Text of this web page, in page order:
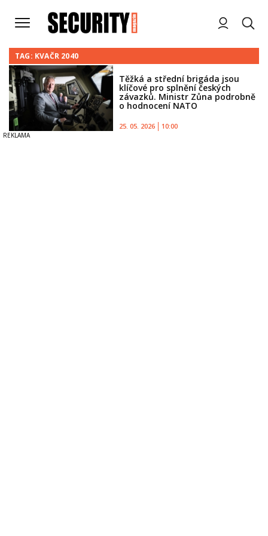
TAG: KVAČR 2040
Těžká a střední brigáda jsou
klíčové pro splnění českých
závazků. Ministr Zůna podrobně
o hodnocení NATO
25. 05. 2026 10:00